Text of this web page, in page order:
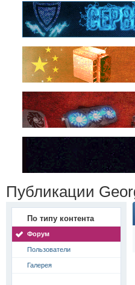
Публикации
По типу контента
Форум
Пользователи
Галерея